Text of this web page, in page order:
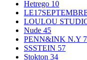
Hetrego 10
LOULOU
Nude 45
PENN&INK N.Y
SSSTEIN 57
Stokton 34